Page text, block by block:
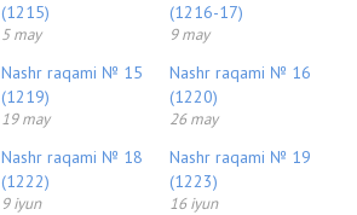
(1215)
5 may
(1216-17)
9 may
Nashr raqami № 15
(1219)
19 may
Nashr raqami № 16
(1220)
26 may
Nashr raqami № 18
(1222)
9 iyun
Nashr raqami № 19
(1223)
16 iyun